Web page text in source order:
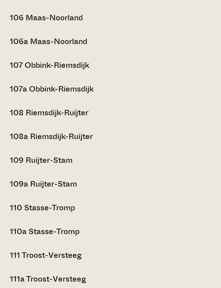
106 Maas-Noorland
106a Maas-Noorland
107Obbink-Riemsdijk
107aObbink-Riemsdijk
108 Riemsdijk-Ruijter
108a Riemsdijk-Ruijter
109 Ruijter-Stam
109a Ruijter-Stam
110 Stasse-Tromp
110aStasse-Tromp
111 Troost-Versteeg
111aTroost-Versteeg